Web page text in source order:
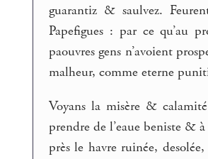
guarantiz & saulvez.
Papefigues : par ce qu’au
paouvres gens n’avoient
malheur, comme eterne
Voyans la misère &
prendre de l’eaue beniste &
près le havre ruinée,